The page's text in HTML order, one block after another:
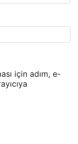
için adım, e-